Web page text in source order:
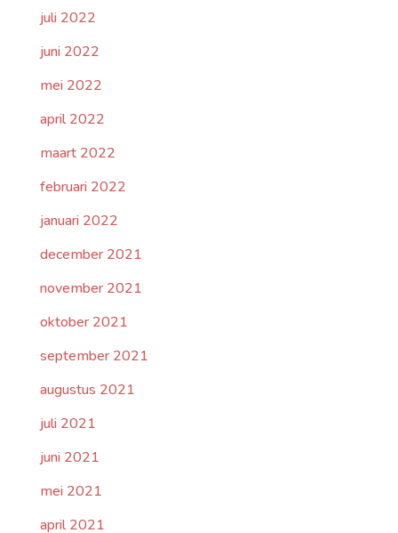
juli 2022
juni 2022
mei 2022
april 2022
maart 2022
februari 2022
januari 2022
december 2021
november 2021
oktober 2021
september 2021
augustus 2021
juli 2021
juni 2021
mei 2021
april 2021